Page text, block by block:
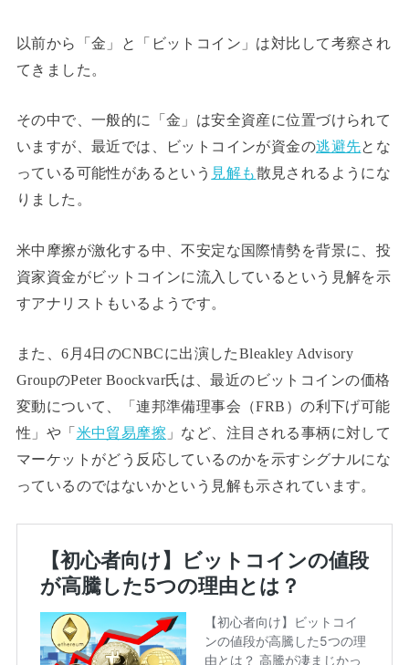
以前から「金」と「ビットコイン」は対比して考察され
てきました。
その中で、一般的に「金」は安全資産に位置づけられて
いますが、最近では、ビットコインが資金の逃避先とな
っている可能性があるという 見解も散見されるようにな
りました。
米中摩擦が激化する中、不安定な国際情勢を背景に、投
資家資金がビットコインに流入しているという見解を示
すアナリストもいるようです。
また、6月4日のCNBCに出演したBleakley Advisory
GroupのPeter Boockvar氏は、最近のビットコインの価格
変動について、「連邦準備理事会（FRB）の利下げ可能
性」や「 米中貿易摩擦 」など、注目される事柄に対して
マーケットがどう反応しているのかを示すシグナルにな
っているのではないかという見解も示されています。